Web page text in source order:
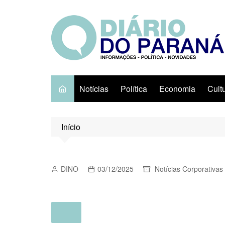
Notícias Política Economia
Início
DINO 03/12/2025 Notícias Corporativas